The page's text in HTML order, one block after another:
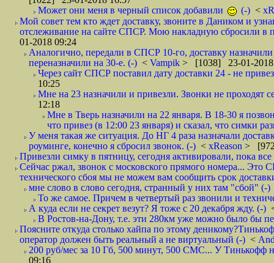
Может они меня в черный список добавили
(-) <
Мой совет тем кто ждет доставку, звоните в Даником и
отслеживание на сайте СПСР. Мою накладную сбросили
01-2018 09:24
Аналогично, передали в СПСР 10-го, доставку
переназначили на 30-е. (-) < Vampik > [1038] 23-01-2018
Через сайт СПСР поставил дату доставки 24 - не
10:25
Мне на 23 назначили и привезли. Звонки не
12:18
Мне в Тверь назначили на 22 января. В 18-30 я
что привез (в 12:00 23 января) и сказал, что симки
У меня такая же ситуация. До НГ 4 раза назначали
роуминге, конечно я сбросил звонок. (-) < xReason >
Привезли симку в пятницу, сегодня активировали, пока
Сейчас ржал, звонок с московского прямого номера... Это
технического сбоя мы не можем вам сообщить срок
мне слово в слово сегодня, странный у них там "сбой" (-)
То же самое. Причем в четвертый раз звонили и
А куда если не секрет везут? Я тоже с 20 декабря жду. (-)
В Ростов-на-Дону, т.е. эти 280км уже можно было бы
Поясните откуда столько хайпа по этому
оператор должен быть реальный а не виртуальный (-) <
200 руб/мес за 10 Гб, 500 минут, 500 СМС... У Тинькофф
09:16